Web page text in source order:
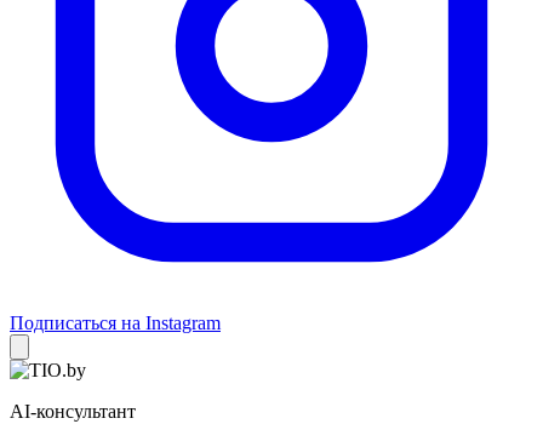
Подписаться на Instagram
AI-консультант